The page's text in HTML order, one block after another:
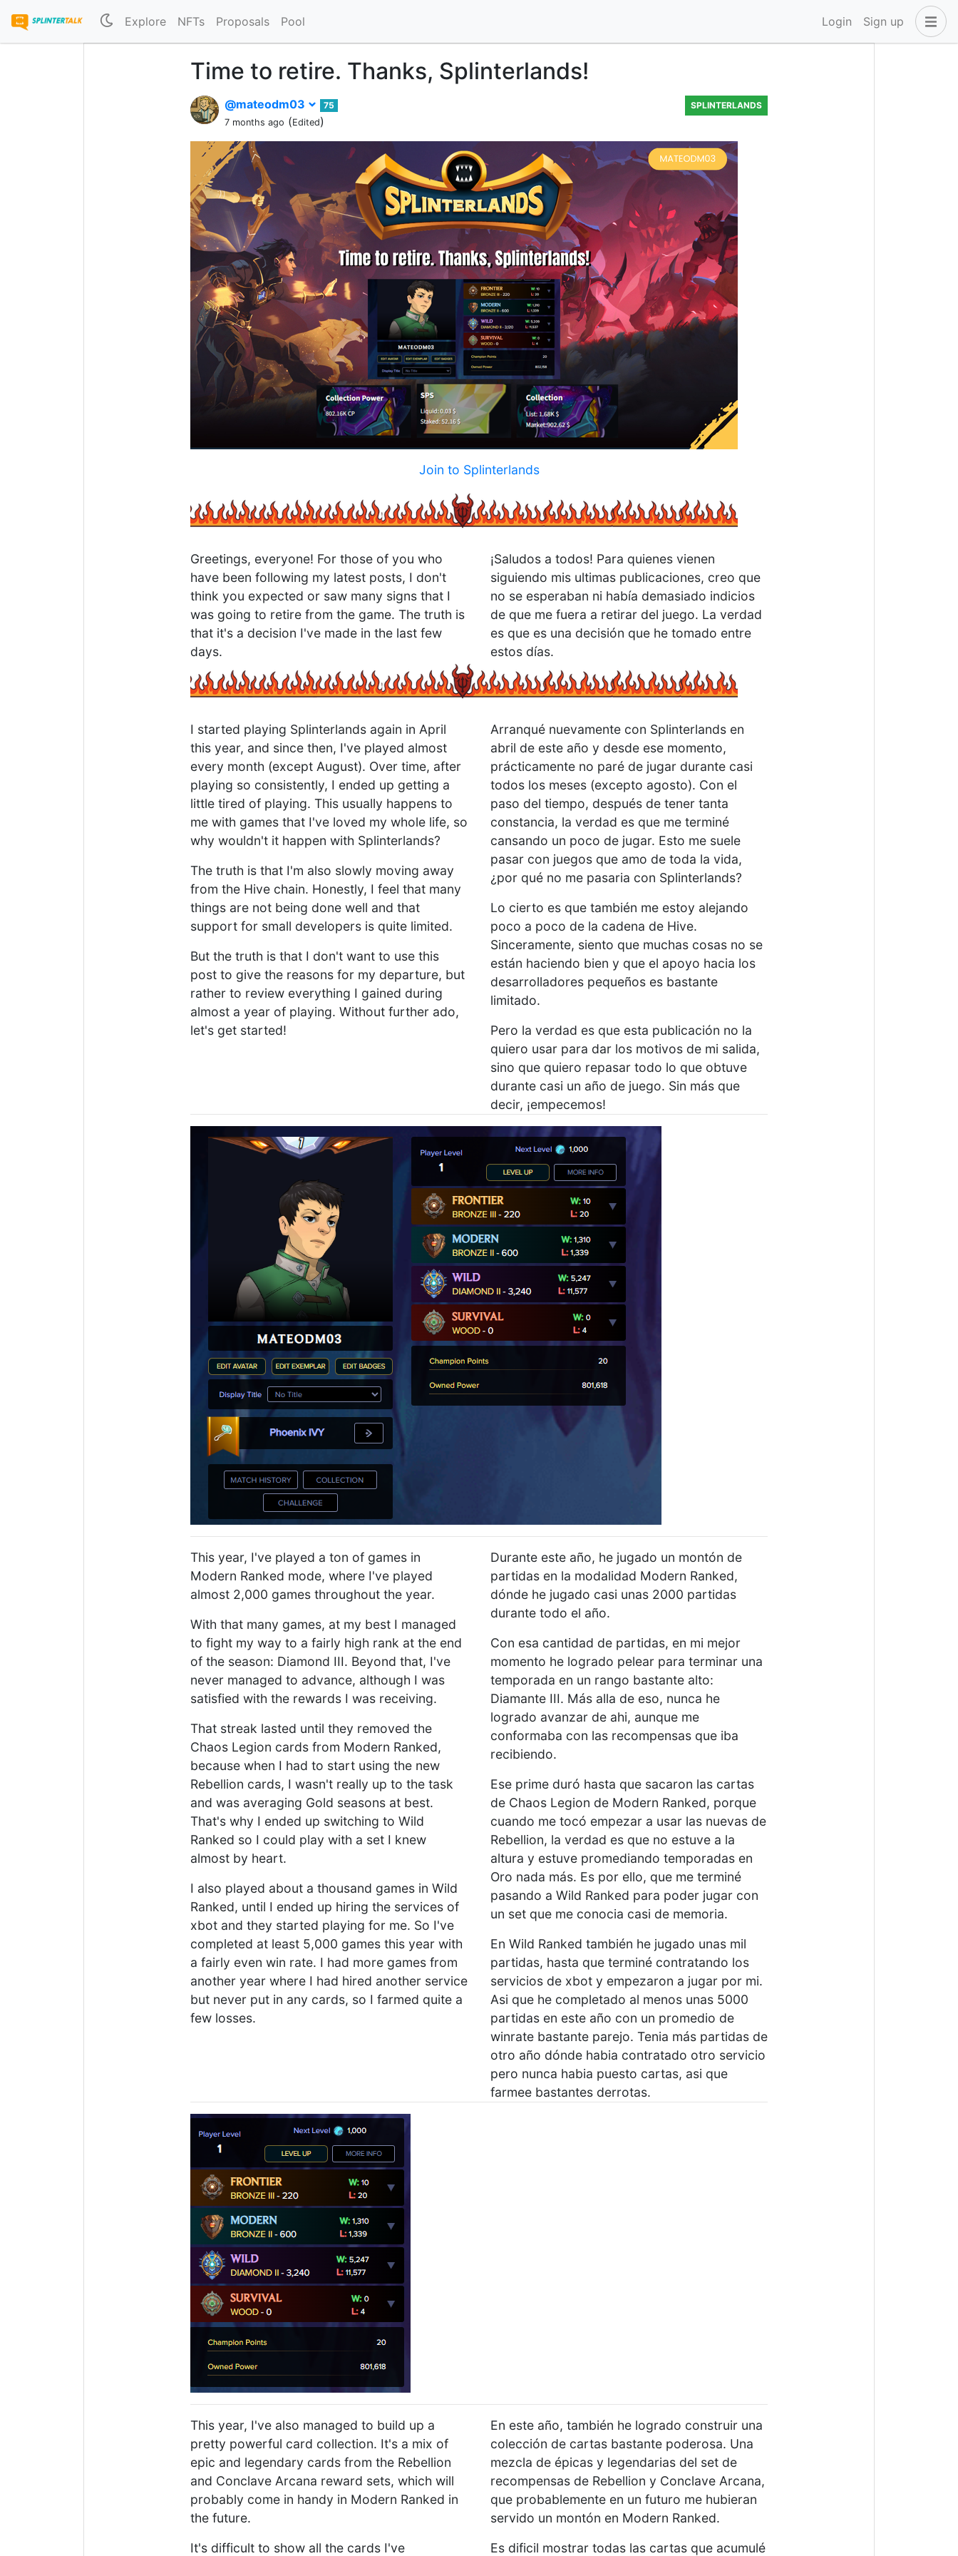
Explore NFTs Proposals Pool Login Sign up
Time to retire. Thanks, Splinterlands!
@mateodm03
75
7 months ago (Edited)
SPLINTERLANDS
Join to Splinterlands
Greetings, everyone! For those of you who
have been following my latest posts, I don't
think you expected or saw many signs that I
was going to retire from the game. The truth is
that it's a decision I've made in the last few
days.
¡Saludos a todos! Para quienes vienen
siguiendo mis ultimas publicaciones, creo que
no se esperaban ni había demasiado indicios
de que me fuera a retirar del juego. La verdad
es que es una decisión que he tomado entre
estos días.
I started playing Splinterlands again in April
this year, and since then, I've played almost
every month (except August). Over time, after
playing so consistently, I ended up getting a
little tired of playing. This usually happens to
me with games that I've loved my whole life, so
why wouldn't it happen with Splinterlands?
The truth is that I'm also slowly moving away
from the Hive chain. Honestly, I feel that many
things are not being done well and that
support for small developers is quite limited.
But the truth is that I don't want to use this
post to give the reasons for my departure, but
rather to review everything I gained during
almost a year of playing. Without further ado,
let's get started!
Arranqué nuevamente con Splinterlands en
abril de este año y desde ese momento,
prácticamente no paré de jugar durante casi
todos los meses (excepto agosto). Con el
paso del tiempo, después de tener tanta
constancia, la verdad es que me terminé
cansando un poco de jugar. Esto me suele
pasar con juegos que amo de toda la vida,
¿por qué no me pasaria con Splinterlands?
Lo cierto es que también me estoy alejando
poco a poco de la cadena de Hive.
Sinceramente, siento que muchas cosas no se
están haciendo bien y que el apoyo hacia los
desarrolladores pequeños es bastante
limitado.
Pero la verdad es que esta publicación no la
quiero usar para dar los motivos de mi salida,
sino que quiero repasar todo lo que obtuve
durante casi un año de juego. Sin más que
decir, ¡empecemos!
This year, I've played a ton of games in
Modern Ranked mode, where I've played
almost 2,000 games throughout the year.
With that many games, at my best I managed
to fight my way to a fairly high rank at the end
of the season: Diamond III. Beyond that, I've
never managed to advance, although I was
satisfied with the rewards I was receiving.
That streak lasted until they removed the
Chaos Legion cards from Modern Ranked,
because when I had to start using the new
Rebellion cards, I wasn't really up to the task
and was averaging Gold seasons at best.
That's why I ended up switching to Wild
Ranked so I could play with a set I knew
almost by heart.
I also played about a thousand games in Wild
Ranked, until I ended up hiring the services of
xbot and they started playing for me. So I've
completed at least 5,000 games this year with
a fairly even win rate. I had more games from
another year where I had hired another service
but never put in any cards, so I farmed quite a
few losses.
Durante este año, he jugado un montón de
partidas en la modalidad Modern Ranked,
dónde he jugado casi unas 2000 partidas
durante todo el año.
Con esa cantidad de partidas, en mi mejor
momento he logrado pelear para terminar una
temporada en un rango bastante alto:
Diamante III. Más alla de eso, nunca he
logrado avanzar de ahi, aunque me
conformaba con las recompensas que iba
recibiendo.
Ese prime duró hasta que sacaron las cartas
de Chaos Legion de Modern Ranked, porque
cuando me tocó empezar a usar las nuevas de
Rebellion, la verdad es que no estuve a la
altura y estuve promediando temporadas en
Oro nada más. Es por ello, que me terminé
pasando a Wild Ranked para poder jugar con
un set que me conocia casi de memoria.
En Wild Ranked también he jugado unas mil
partidas, hasta que terminé contratando los
servicios de xbot y empezaron a jugar por mi.
Asi que he completado al menos unas 5000
partidas en este año con un promedio de
winrate bastante parejo. Tenia más partidas de
otro año dónde habia contratado otro servicio
pero nunca habia puesto cartas, asi que
farmee bastantes derrotas.
This year, I've also managed to build up a
pretty powerful card collection. It's a mix of
epic and legendary cards from the Rebellion
and Conclave Arcana reward sets, which will
probably come in handy in Modern Ranked in
the future.
It's difficult to show all the cards I've
En este año, también he logrado construir una
colección de cartas bastante poderosa. Una
mezcla de épicas y legendarias del set de
recompensas de Rebellion y Conclave Arcana,
que probablemente en un futuro me hubieran
servido un montón en Modern Ranked.
Es dificil mostrar todas las cartas que acumulé